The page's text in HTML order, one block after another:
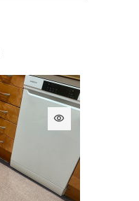
visibility